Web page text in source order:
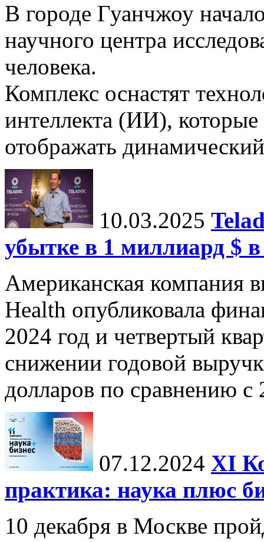
В городе Гуанчжоу
научного центра
человека.
Комплекс оснастят
интеллекта (ИИ),
отображать
10.03.2025
убытке в 1 миллиард $ в
Американская компания
Health опубликовала
2024 год и четвертый
снижении годовой
долларов по сравнению с
07.12.2024 ХI
практика: наука плюс
10 декабря в Москве